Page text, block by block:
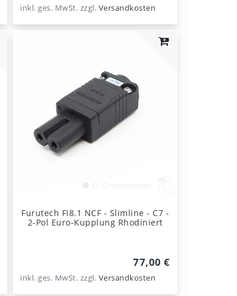
inkl. ges. MwSt. zzgl. Versandkosten
Furutech FI8.1 NCF - Slimline - C7 -
2-Pol Euro-Kupplung Rhodiniert
77,00 €
inkl. ges. MwSt. zzgl. Versandkosten